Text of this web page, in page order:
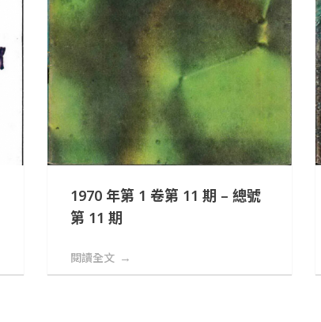
1970 年第 1 卷第 11 期 – 總號
第 11 期
閱讀全文